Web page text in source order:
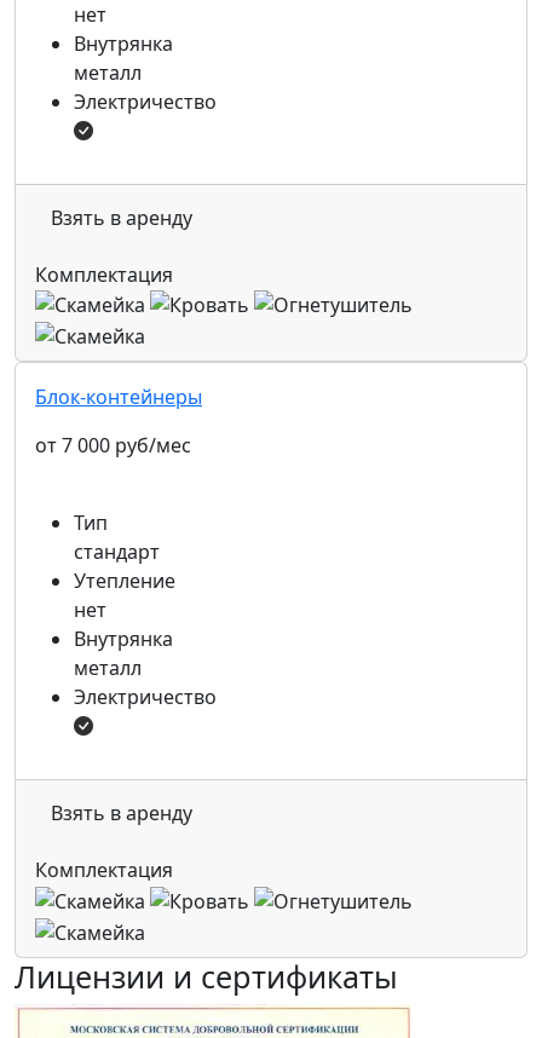
нет
Внутрянка
металл
Электричество
Взять в аренду
Комплектация
Блок-контейнеры
от 7 000 руб/мес
Тип
стандарт
Утепление
нет
Внутрянка
металл
Электричество
Взять в аренду
Комплектация
Лицензии и сертификаты